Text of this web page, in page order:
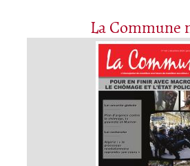
La Commune